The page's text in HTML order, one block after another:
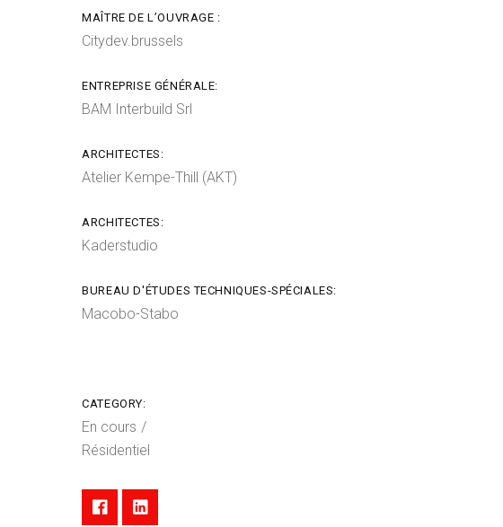
MAÎTRE DE L’OUVRAGE :
Citydev.brussels
ENTREPRISE GÉNÉRALE:
BAM Interbuild Srl
ARCHITECTES:
Atelier Kempe-Thill (AKT)
ARCHITECTES:
Kaderstudio
BUREAU D'ÉTUDES TECHNIQUES-SPÉCIALES:
Macobo-Stabo
CATEGORY:
En cours
Résidentiel